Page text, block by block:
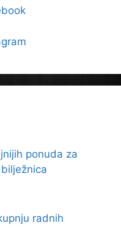
ponuda za
radnih